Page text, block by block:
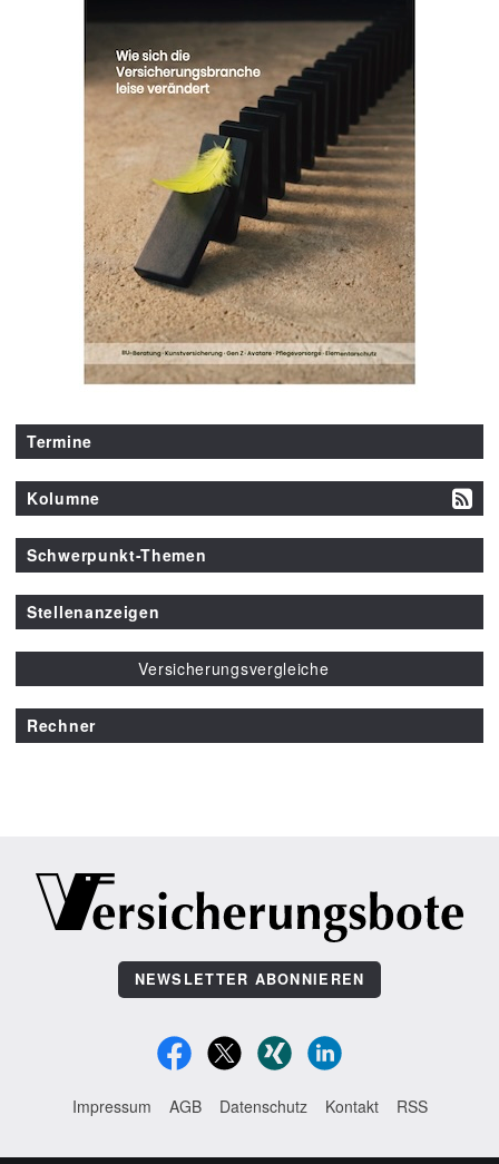
Termine
Kolumne
Schwerpunkt-Themen
Stellenanzeigen
Versicherungsvergleiche
Rechner
NEWSLETTER ABONNIEREN
Impressum AGB Datenschutz Kontakt RSS